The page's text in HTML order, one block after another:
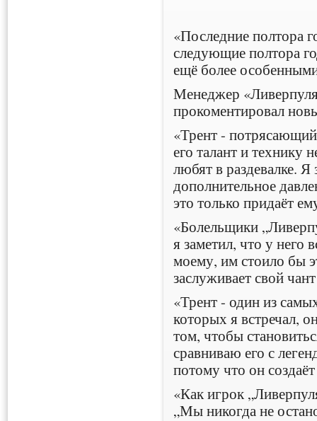
«Последние полтора
следующие полтора
ещё более
Менеджер
прокоментировал
«Трент -
его талант и технику
любят в раздевалке.
дополнительное
это только придаёт
«Болельщики
я заметил, что у него
моему, им стоило бы
заслуживает свой
«Трент - один из
которых я встречал,
том, чтобы
сравниваю его с
потому что он
«Как игрок
„Мы никогда не